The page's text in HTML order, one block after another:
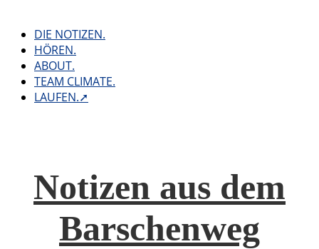
contentDIE NOTIZEN.
HÖREN.
ABOUT.
TEAM CLIMATE.
LAUFEN.➚
Notizen aus dem
Barschenweg